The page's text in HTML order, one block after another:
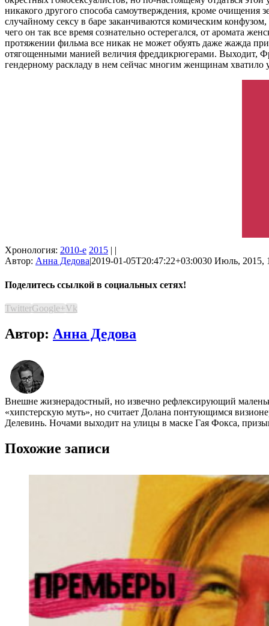
никакого другого способа самоутверждения, кроме
случайному сексу в баре заканчиваются комическим
чего он так все время сознательно остерегался, от аромата
протяжении фильма все никак не может обуять даже жажда
отягощенными манией величия фреддикрюгерами. Выходит,
гендерному раскладу в нем сейчас многим женщинам
Хронология: 2010-е 2015 | |
Автор: Анна Дедова|2019-01-05T20:47:22+03:0030 Июль, 2015,
Поделитесь ссылкой в социальных сетях!
TwitterGoogle+Vk
Автор: Анна Дедова
Внешне жизнерадостный, но извечно рефлексирующий
«хипстерскую муть», но считает Долана понтующимся
Делевинь. Ночами выходит на улицы в маске Гая Фокса,
Похожие записи